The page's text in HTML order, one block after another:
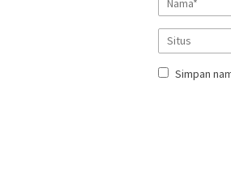
Simpan